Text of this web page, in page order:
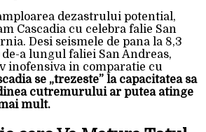
dezastrului potential,
Cascadia cu celebra falie San
Desi seismele de pana la 8,3
a lungul faliei San Andreas,
inofensiva in comparatie cu
se „trezeste” la capacitatea sa
cutremurului ar putea atinge
mult.